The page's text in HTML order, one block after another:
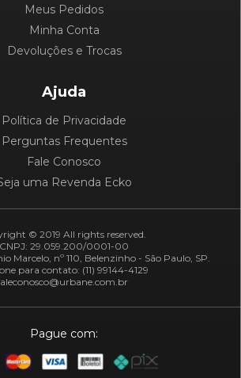
Meus Pedidos
Minha Conta
Devoluções e Trocas
Ajuda
Política de Privacidade
Perguntas Frequentes
Fale Conosco
uma Revenda Ecko
© 2019 All rights reserved.
CNPJ: 29.059.200/0001-00
Marcelo, nº 110, Belenzinho - São Paulo, SP.
para contato: (11) 99144-4129
Pague com: